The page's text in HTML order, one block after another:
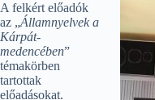
A felkért előadók
az „Államnyelvek a
Kárpát-
medencében”
témakörben
tartottak
előadásokat.